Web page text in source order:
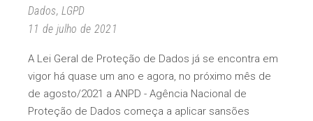
Dados,LGPD
11 de julho de 2021
A Lei Geral de Proteção de Dados já se encontra em
vigor há quase um ano e agora, no próximo mês de
de agosto/2021 a ANPD - Agência Nacional de
Proteção de Dados começa a aplicar sansões